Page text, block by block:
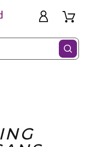
Bons
Plans
Filtres